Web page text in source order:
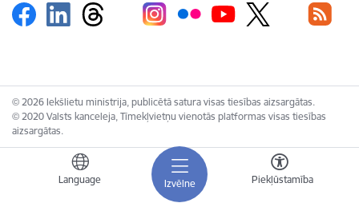
Izvēlne
Language Piekļūstamība
© 2026 Iekšlietu ministrija, publicētā satura visas tiesības aizsargātas.
© 2020 Valsts kanceleja, Tīmekļvietņu vienotās platformas visas tiesības
aizsargātas.